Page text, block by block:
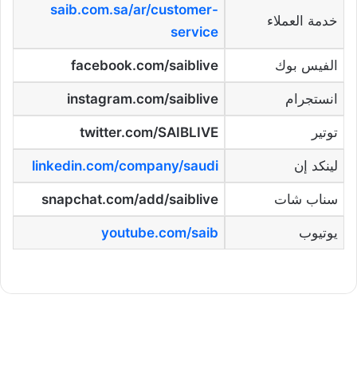
خدمة العملاء
saib.com.sa/ar/customer-
service
الفيس بوك facebook.com/saiblive
انستجرام instagram.com/saiblive
توتير twitter.com/SAIBLIVE
لينكد إن linkedin.com/company/saudi
سناب شات snapchat.com/add/saiblive
يوتيوب youtube.com/saib